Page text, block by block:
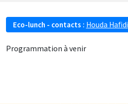
Eco-lunch - contacts : Houda Hafidi
Programmation à venir